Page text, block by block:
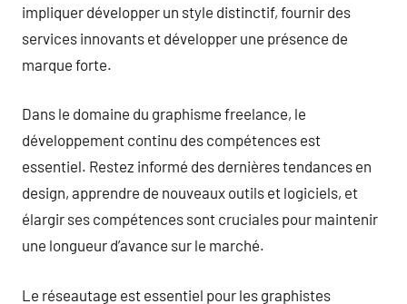
impliquer développer un style distinctif, fournir des
services innovants et développer une présence de
marque forte.
Dans le domaine du graphisme freelance, le
développement continu des compétences est
essentiel. Restez informé des dernières tendances en
design, apprendre de nouveaux outils et logiciels, et
élargir ses compétences sont cruciales pour maintenir
une longueur d’avance sur le marché.
Le réseautage est essentiel pour les graphistes